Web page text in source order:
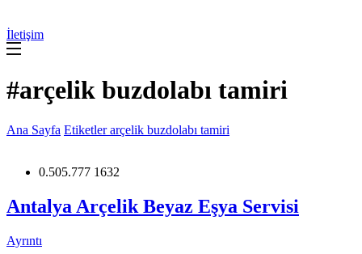
İletişim
#arçelik buzdolabı tamiri
Ana Sayfa Etiketlerarçelik buzdolabı tamiri
0.505.777 1632
Antalya Arçelik Beyaz Eşya Servisi
Ayrıntı